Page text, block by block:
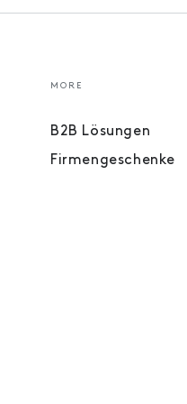
MORE
B2B Lösungen
Firmengeschenke